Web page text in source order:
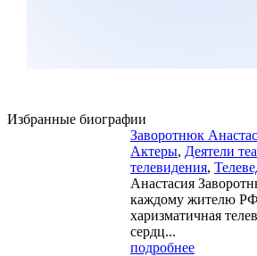
Избранные биографии
Заворотнюк
Актеры, Деятели
телевидения,
Анастасия
каждому жителю
харизматичная
сердц...
подробнее